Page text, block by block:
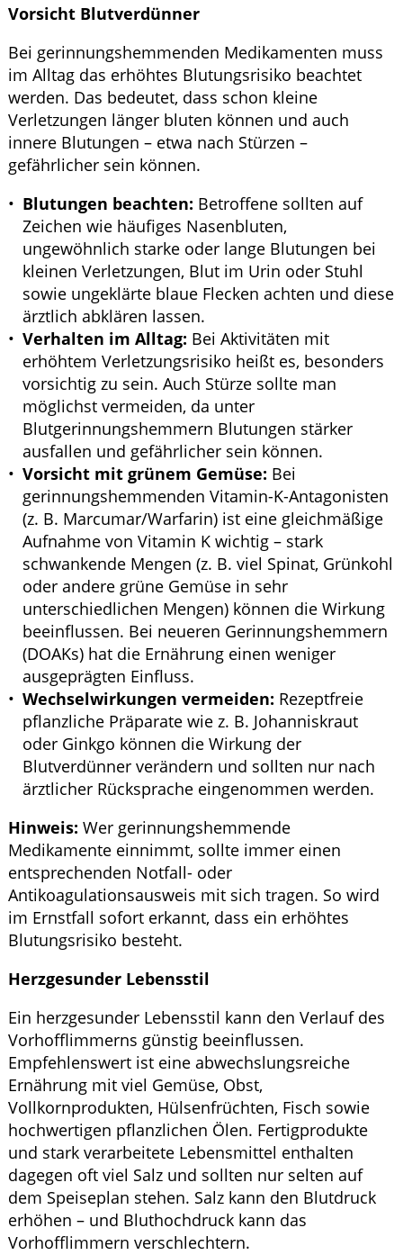
Vorsicht Blutverdünner
Bei gerinnungshemmenden Medikamenten muss
im Alltag das erhöhtes Blutungsrisiko beachtet
werden. Das bedeutet, dass schon kleine
Verletzungen länger bluten können und auch
innere Blutungen – etwa nach Stürzen –
gefährlicher sein können.
Blutungen beachten: Betroffene sollten auf
Zeichen wie häufiges Nasenbluten,
ungewöhnlich starke oder lange Blutungen bei
kleinen Verletzungen, Blut im Urin oder Stuhl
sowie ungeklärte blaue Flecken achten und diese
ärztlich abklären lassen.
Verhalten im Alltag: Bei Aktivitäten mit
erhöhtem Verletzungsrisiko heißt es, besonders
vorsichtig zu sein. Auch Stürze sollte man
möglichst vermeiden, da unter
Blutgerinnungshemmern Blutungen stärker
ausfallen und gefährlicher sein können.
Vorsicht mit grünem Gemüse: Bei
gerinnungshemmenden Vitamin-K-Antagonisten
(z. B. Marcumar/Warfarin) ist eine gleichmäßige
Aufnahme von Vitamin K wichtig – stark
schwankende Mengen (z. B. viel Spinat, Grünkohl
oder andere grüne Gemüse in sehr
unterschiedlichen Mengen) können die Wirkung
beeinflussen. Bei neueren Gerinnungshemmern
(DOAKs) hat die Ernährung einen weniger
ausgeprägten Einfluss.
Wechselwirkungen vermeiden: Rezeptfreie
pflanzliche Präparate wie z. B. Johanniskraut
oder Ginkgo können die Wirkung der
Blutverdünner verändern und sollten nur nach
ärztlicher Rücksprache eingenommen werden.
Hinweis: Wer gerinnungshemmende
Medikamente einnimmt, sollte immer einen
entsprechenden Notfall- oder
Antikoagulationsausweis mit sich tragen. So wird
im Ernstfall sofort erkannt, dass ein erhöhtes
Blutungsrisiko besteht.
Herzgesunder Lebensstil
Ein herzgesunder Lebensstil kann den Verlauf des
Vorhofflimmerns günstig beeinflussen.
Empfehlenswert ist eine abwechslungsreiche
Ernährung mit viel Gemüse, Obst,
Vollkornprodukten, Hülsenfrüchten, Fisch sowie
hochwertigen pflanzlichen Ölen. Fertigprodukte
und stark verarbeitete Lebensmittel enthalten
dagegen oft viel Salz und sollten nur selten auf
dem Speiseplan stehen. Salz kann den Blutdruck
erhöhen – und Bluthochdruck kann das
Vorhofflimmern verschlechtern.